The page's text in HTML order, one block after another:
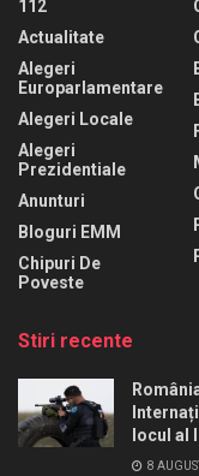
112
Actualitate
Alegeri
Europarlamentare
Alegeri Locale
Alegeri
Prezidentiale
Anunturi
Bloguri EMM
Chipuri De
Poveste
Stiri recente
locul al
8